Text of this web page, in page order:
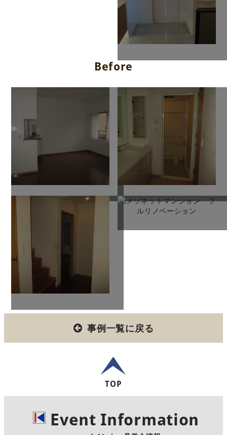
Before
事例一覧に戻る
TOP
Event Information